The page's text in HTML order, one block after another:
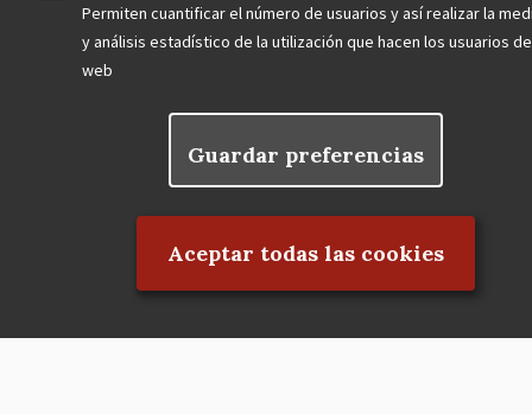
Permiten cuantificar el número de usuarios y así realizar la
y análisis estadístico de la utilización que hacen los usuarios
web
Guardar preferencias
Aceptar todas las cookies
Asociación en defensa del Patrimonio